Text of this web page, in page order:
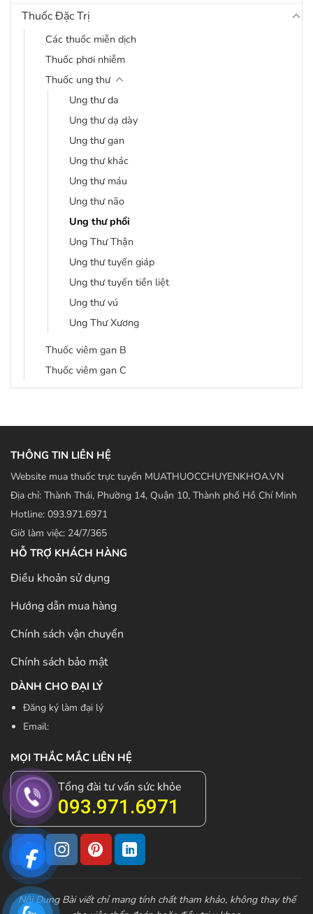
Thuốc Đặc Trị
Các thuốc miễn dịch
Thuốc phơi nhiễm
Thuốc ung thư
Ung thư da
Ung thư dạ dày
Ung thư gan
Ung thư khác
Ung thư máu
Ung thư não
Ung thư phổi
Ung Thư Thận
Ung thư tuyến giáp
Ung thư tuyến tiền liệt
Ung thư vú
Ung Thư Xương
Thuốc viêm gan B
Thuốc viêm gan C
THÔNG TIN LIÊN HỆ
Website mua thuốc trực tuyến MUATHUOCCHUYENKHOA.VN
Địa chỉ: Thành Thái, Phường 14, Quận 10, Thành phố Hồ Chí Minh
Hotline: 093.971.6971
Giờ làm việc: 24/7/365
HỖ TRỢ KHÁCH HÀNG
Điều khoản sử dụng
Hướng dẫn mua hàng
Chính sách vận chuyển
Chính sách bảo mật
DÀNH CHO ĐẠI LÝ
Đăng ký làm đại lý
Email:
MỌI THẮC MẮC LIÊN HỆ
Tổng đài tư vấn sức khỏe
093.971.6971
Nội Dung Bài viết chỉ mang tính chất tham khảo, không thay thế